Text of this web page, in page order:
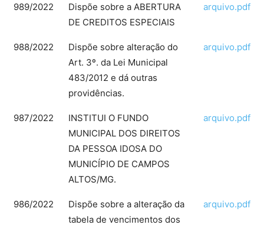
989/2022
Dispõe sobre a ABERTURA
DE CREDITOS ESPECIAIS
arquivo.pdf
988/2022
Dispõe sobre alteração do
Art. 3º. da Lei Municipal
483/2012 e dá outras
providências.
arquivo.pdf
987/2022
INSTITUI O FUNDO
MUNICIPAL DOS DIREITOS
DA PESSOA IDOSA DO
MUNICÍPIO DE CAMPOS
ALTOS/MG.
arquivo.pdf
986/2022
Dispõe sobre a alteração da
tabela de vencimentos dos
arquivo.pdf